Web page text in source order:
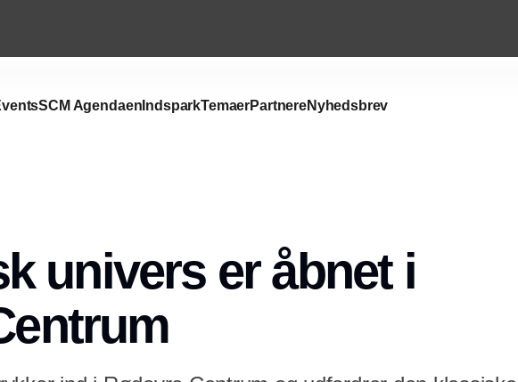
SCM Agendaen IndsparkTemaerPartnereNyhedsbrev
univers er åbnet i